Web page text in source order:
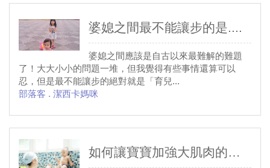
婆媳之間最不能讓步的是....
婆媳之間應該是自古以來最難解的難題
了！大大小小的問題一堆，但我覺得有些事情還算可以
忍，但是最不能讓步的絕對就是「育兒...
部落客 . 潔西卡媽咪
如何讓寶寶加強大肌肉的訓練呢?~莎莉媽咪帶7個月的